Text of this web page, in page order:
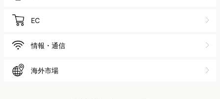
EC
情報・通信
海外市場